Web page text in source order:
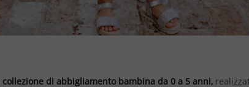
collezione di abbigliamento bambina da 0 a 5 anni,